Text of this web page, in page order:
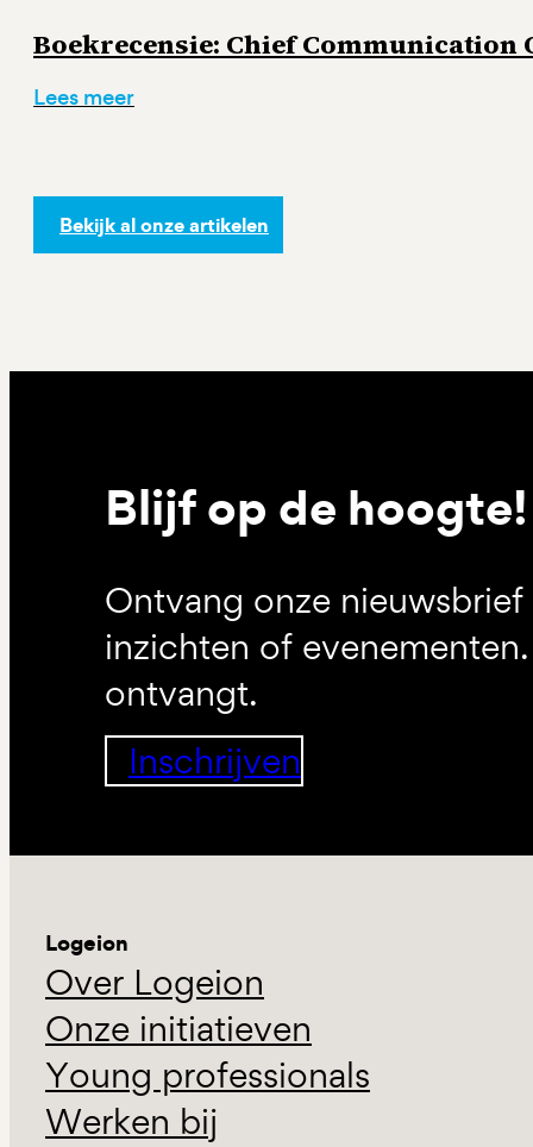
Boekrecensie: Chief Communication
Lees meer
Bekijk al onze artikelen
Blijf op de hoogte!
Ontvang onze
inzichten of
ontvangt.
Inschrijven
Logeion
Over Logeion
Onze initiatieven
Young professionals
Werken bij